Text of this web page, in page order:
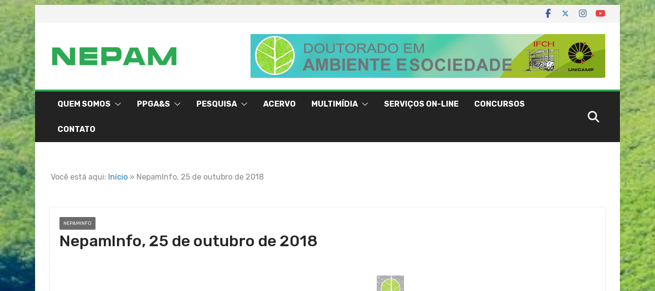
to
QUEM SOMOS PPGA&S PESQUISA ACERVO MULTIMÍDIA SERVIÇOS ON-LINE CONCURSOS
CONTATO
Você está aqui: Início » NepamInfo, 25 de outubro de 2018
NEPAMINFO
NepamInfo, 25 de outubro de 2018